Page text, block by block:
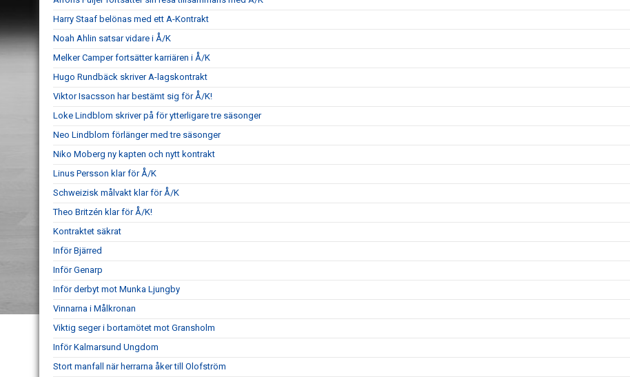
Harry Staaf belönas med ett A-Kontrakt
Noah Ahlin satsar vidare i Å/K
Melker Camper fortsätter karriären i Å/K
Hugo Rundbäck skriver A-lagskontrakt
Viktor Isacsson har bestämt sig för Å/K!
Loke Lindblom skriver på för ytterligare tre säsonger
Neo Lindblom förlänger med tre säsonger
Niko Moberg ny kapten och nytt kontrakt
Linus Persson klar för Å/K
Schweizisk målvakt klar för Å/K
Theo Britzén klar för Å/K!
Kontraktet säkrat
Inför Bjärred
Inför Genarp
Inför derbyt mot Munka Ljungby
Vinnarna i Målkronan
Viktig seger i bortamötet mot Gransholm
Inför Kalmarsund Ungdom
Stort manfall när herrarna åker till Olofström